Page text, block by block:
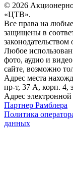
© 2026
«ЦТВ».
Все права на
защищены в
Любое
фото, аудио и
сайте, возможно
Адрес места
пр-т, 37 А, корп. 4,
Адрес
Партнер Рамблера
Политика
данных